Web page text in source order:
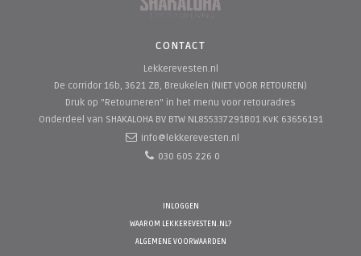
CONTACT
Lekkerevesten.nl
De corridor 16b, 3621 ZB, Breukelen (NIET VOOR RETOUREN)
Druk op "Retourneren" in het menu voor retouradres
Onderdeel van SHAKALOHA BV BTW NL855337291B01 KvK 63656191
info@lekkerevesten.nl
030 605 226 0
INLOGGEN
WAAROM LEKKEREVESTEN.NL?
ALGEMENE VOORWAARDEN